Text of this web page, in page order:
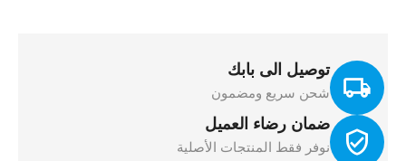
توصيل الى بابك
شحن سريع ومضمون
ضمان رضاء العميل
نوفر فقط المنتجات الأصلية